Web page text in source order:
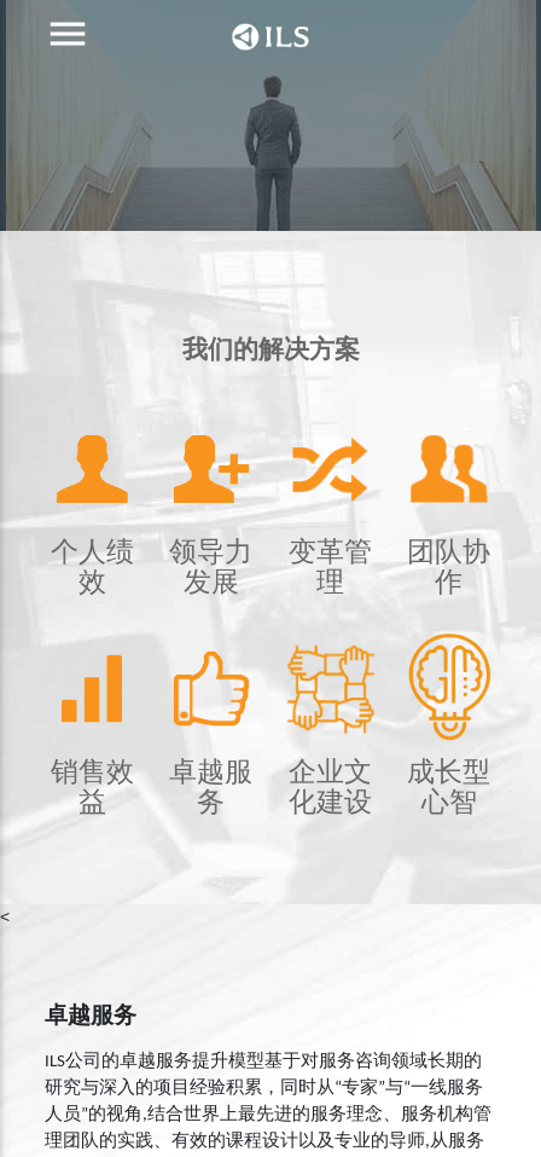
menu
我们的解决方案
个人绩
效
领导力
发展
变革管
理
团队协
作
销售效
益
卓越服
务
企业文
化建设
成长型
心智
<
卓越服务
ILS公司的卓越服务提升模型基于对服务咨询领域长期的
研究与深入的项目经验积累，同时从“专家”与“一线服务
人员”的视角,结合世界上最先进的服务理念、服务机构管
理团队的实践、有效的课程设计以及专业的导师,从服务